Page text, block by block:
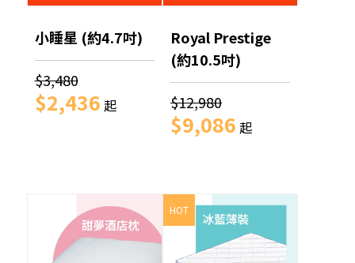
小睡星 (約4.7吋)
$3,480
$2,436 起
Royal Prestige
(約10.5吋)
$12,980
$9,086 起
HOT